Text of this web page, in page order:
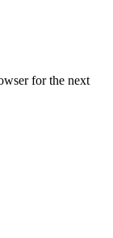
for the next